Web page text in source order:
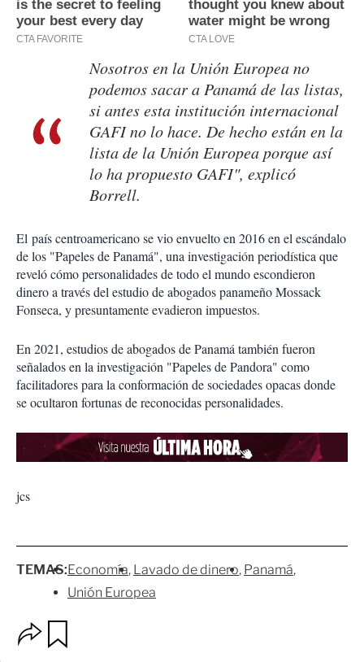
Nosotros en la Unión Europea no
podemos sacar a Panamá de las listas,
si antes esta institución internacional
GAFI no lo hace. De hecho están en la
lista de la Unión Europea porque así
lo ha propuesto GAFI", explicó
Borrell.
El país centroamericano se vio envuelto en 2016 en el escándalo
de los "Papeles de Panamá", una investigación periodística que
reveló cómo personalidades de todo el mundo escondieron
dinero a través del estudio de abogados panameño Mossack
Fonseca, y presuntamente evadieron impuestos.
En 2021, estudios de abogados de Panamá también fueron
señalados en la investigación "Papeles de Pandora" como
facilitadores para la conformación de sociedades opacas donde
se ocultaron fortunas de reconocidas personalidades.
jcs
TEMAS:Economía Lavado de dinero Panamá
Unión Europea
p